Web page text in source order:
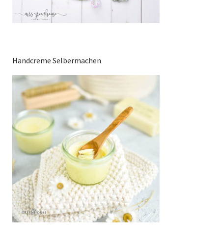
Handcreme Selbermachen